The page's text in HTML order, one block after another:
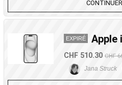
EXPIRÉ Apple
CHF 510.30 CHF
Jana Struck